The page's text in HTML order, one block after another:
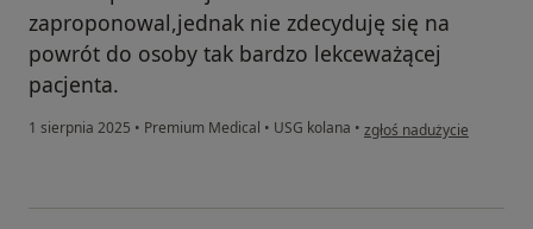
zaproponowal,jednak nie zdecyduję się na
powrót do osoby tak bardzo lekceważącej
pacjenta.
1 sierpnia 2025 • Premium Medical • USG kolana • w opinii użytkownika
zgłoś nadużycie